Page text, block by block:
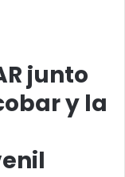
junto
y la